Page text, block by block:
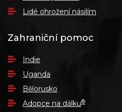
Lidé ohrožení násilím
Zahraniční pomoc
Indie
Uganda
Bělorusko
Adopce na dálku®